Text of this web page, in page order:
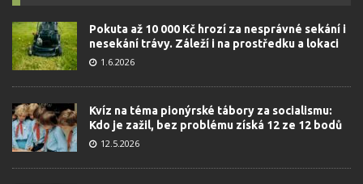
Pokuta až 10 000 Kč hrozí za nesprávné sekání i
nesekání trávy. Záleží i na prostředku a lokaci
1.6.2026
Kvíz na téma pionýrské tábory za socialismu:
Kdo je zažil, bez problému získá 12 ze 12 bodů
12.5.2026